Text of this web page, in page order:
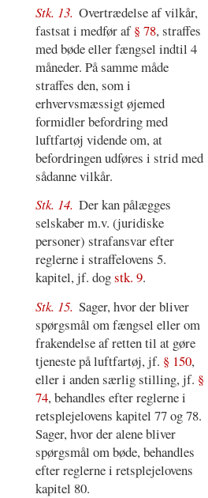
Stk. 13. Overtrædelse af vilkår,
fastsat i medfør af§ 78, straffes
med bøde eller fængsel indtil 4
måneder. På samme måde
straffes den, som i
erhvervsmæssigt øjemed
formidler befordring med
luftfartøj vidende om, at
befordringen udføres i strid med
sådanne vilkår.
Stk. 14. Der kan pålægges
selskaber m.v. (juridiske
personer) strafansvar efter
reglerne i straffelovens 5.
kapitel, jf. dogstk. 9.
Stk. 15. Sager, hvor der bliver
spørgsmål om fængsel eller om
frakendelse af retten til at gøre
tjeneste på luftfartøj, jf. § 150,
eller i anden særlig stilling, jf. §
74, behandles efter reglerne i
retsplejelovens kapitel 77 og 78.
Sager, hvor der alene bliver
spørgsmål om bøde, behandles
efter reglerne i retsplejelovens
kapitel 80.